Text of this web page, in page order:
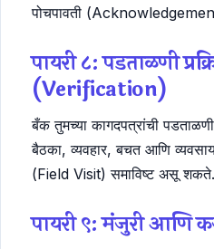
पोचपावती
पायरी ८: पडताळणी
(Verification)
बँक तुमच्या कागदपत्रांची
बैठका, व्यवहार, बचत आणि
(Field Visit) समाविष्ट असू शकते.
पायरी ९: मंजुरी आणि